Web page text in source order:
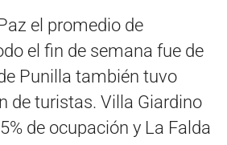
el promedio de
el fin de semana fue de
Punilla también tuvo
de turistas. Villa Giardino
de ocupación y La Falda